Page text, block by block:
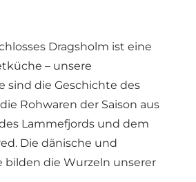
Dragsholm ist eine
– unsere
sind die Geschichte des
Rohwaren der Saison aus
Lammefjords und dem
Die dänische und
bilden die Wurzeln unserer